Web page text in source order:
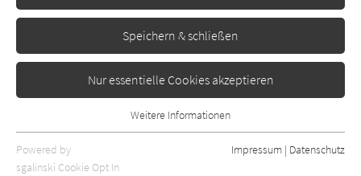
Limes
Speichern & schließen
Nur essentielle Cookies akzeptieren
Essentielle Cookies werden für grundlegende Funktionen der
Webseite benötigt. Dadurch ist gewährleistet, dass die Webseite
Weitere Informationen
Powered by
sgalinski Cookie Opt In
Impressum | Datenschutz